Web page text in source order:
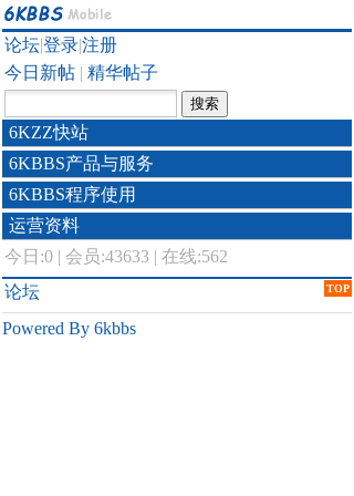
论坛|登录|注册
今日新帖 | 精华帖子
6KZZ快站
6KBBS产品与服务
6KBBS程序使用
运营资料
今日:0 | 会员:43633 | 在线:562
TOP
论坛
Powered By 6kbbs